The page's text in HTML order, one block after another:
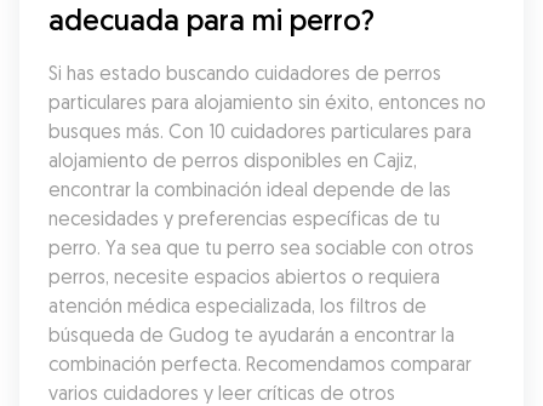
adecuada para mi perro?
Si has estado buscando cuidadores de perros
particulares para alojamiento sin éxito, entonces no
busques más. Con 10 cuidadores particulares para
alojamiento de perros disponibles en Cajiz,
encontrar la combinación ideal depende de las
necesidades y preferencias específicas de tu
perro. Ya sea que tu perro sea sociable con otros
perros, necesite espacios abiertos o requiera
atención médica especializada, los filtros de
búsqueda de Gudog te ayudarán a encontrar la
combinación perfecta. Recomendamos comparar
varios cuidadores y leer críticas de otros